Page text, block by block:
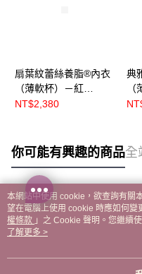
扇葉紋蕾絲養脂®內衣
（薄軟杯）－紅
【R8636】
NT$2,380
典
【
你可能有興趣的商品全
熱門標籤
本網站中使用 cookie，欲查詢有關
望在電腦上使用 cookie 時應如何變
權條款 」之 Cookie 聲明。您繼續
用條款之 Cookie 聲明使用 cookie。
了解更多 >